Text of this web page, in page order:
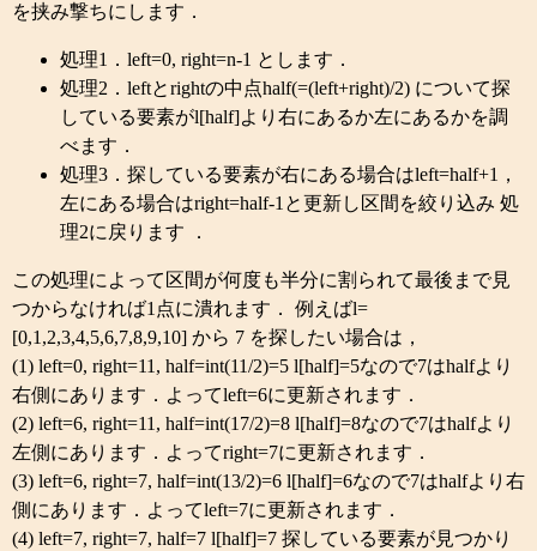
を挟み撃ちにします．
処理1．left=0, right=n-1 とします．
処理2．leftとrightの中点half(=(left+right)/2) について探
している要素がl[half]より右にあるか左にあるかを調
べます．
処理3．探している要素が右にある場合はleft=half+1，
左にある場合はright=half-1と更新し区間を絞り込み 処
理2に戻ります ．
この処理によって区間が何度も半分に割られて最後まで見
つからなければ1点に潰れます． 例えばl=
[0,1,2,3,4,5,6,7,8,9,10] から 7 を探したい場合は，
(1) left=0, right=11, half=int(11/2)=5 l[half]=5なので7はhalfより
右側にあります．よってleft=6に更新されます．
(2) left=6, right=11, half=int(17/2)=8 l[half]=8なので7はhalfより
左側にあります．よってright=7に更新されます．
(3) left=6, right=7, half=int(13/2)=6 l[half]=6なので7はhalfより右
側にあります．よってleft=7に更新されます．
(4) left=7, right=7, half=7 l[half]=7 探している要素が見つかり